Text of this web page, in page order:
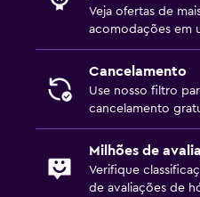
Veja ofertas de
acomodações em
Cancelamento
Use nosso filtro
cancelamento
Milhões de
Verifique
de avaliações de